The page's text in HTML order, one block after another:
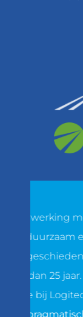
met
en
25 jaar.
Logitech